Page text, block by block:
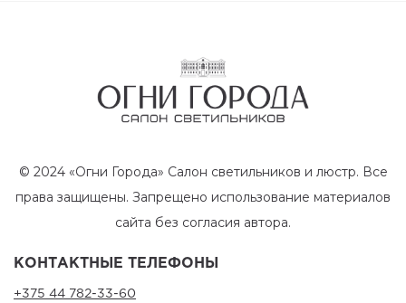
© 2024 «Огни Города» Салон светильников и люстр. Все
права защищены. Запрещено использование материалов
сайта без согласия автора.
КОНТАКТНЫЕ ТЕЛЕФОНЫ
+375 44 782-33-60